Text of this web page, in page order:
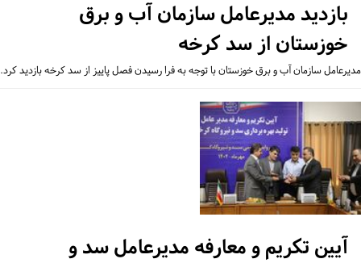
بازدید مدیرعامل سازمان آب و برق
خوزستان از سد کرخه
سازمان آب و برق خوزستان با توجه به فرا رسیدن فصل پاییز از سد کرخه بازدید کرد.
آیین تکریم و معارفه مدیرعامل سد و